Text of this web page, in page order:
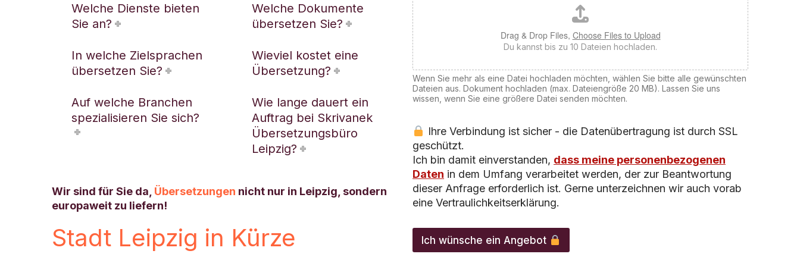
Welche Dienste bieten
Sie an?
In welche Zielsprachen
übersetzen Sie?
Auf welche Branchen
spezialisieren Sie sich?
Welche Dokumente
übersetzen Sie?
Wieviel kostet eine
Übersetzung?
Wie lange dauert ein
Auftrag bei Skrivanek
Übersetzungsbüro
Leipzig?
Wir sind für Sie da, Übersetzungen nicht nur in Leipzig, sondern
europaweit zu liefern!
Stadt Leipzig in Kürze
Drag & Drop Files, Choose Files to Upload
Du kannst bis zu 10 Dateien hochladen.
Wenn Sie mehr als eine Datei hochladen möchten, wählen Sie bitte alle gewünschten
Dateien aus. Dokument hochladen (max. Dateiengröße 20 MB). Lassen Sie uns
wissen, wenn Sie eine größere Datei senden möchten.
Ihre Verbindung ist sicher - die Datenübertragung ist durch SSL
geschützt.
Ich bin damit einverstanden, dass meine personenbezogenen
Daten in dem Umfang verarbeitet werden, der zur Beantwortung
dieser Anfrage erforderlich ist. Gerne unterzeichnen wir auch vorab
eine Vertraulichkeitserklärung.
I
f
Ich wünsche ein Angebot